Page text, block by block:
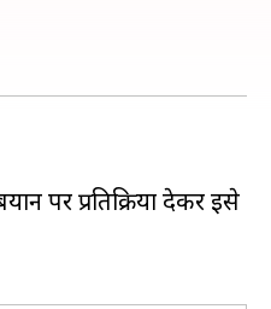
पर प्रतिक्रिया देकर इसे